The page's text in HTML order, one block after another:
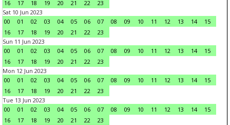
16
17 18 19 20 21 22
23
Sat 10 Jun 2023
00
01 02 03 04 05 06 07 08 09 10 11 12 13 14
15
16
17 18 19 20 21 22
23
Sun 11 Jun 2023
00
01 02 03 04 05 06 07 08 09 10 11 12 13 14
15
16
17 18 19 20 21 22
23
Mon 12 Jun 2023
00
01 02 03 04 05 06 07 08 09 10 11 12 13 14
15
16
17 18 19 20 21 22
23
Tue 13 Jun 2023
00
01 02 03 04 05 06 07 08 09 10 11 12 13 14
15
16
17 18 19 20 21 22
23